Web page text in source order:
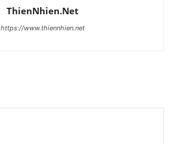
ThienNhien.Net
https://www.thiennhien.net